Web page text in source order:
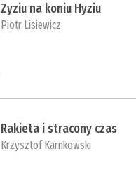
Zyziu na koniu Hyziu
Piotr Lisiewicz
Rakieta i stracony czas
Krzysztof Karnkowski